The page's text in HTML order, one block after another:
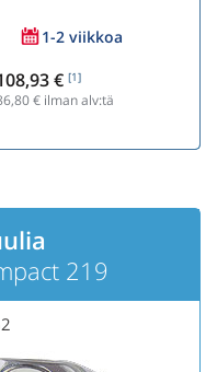
1-2 viikkoa
€ [1]
€ ilman alv:tä
219